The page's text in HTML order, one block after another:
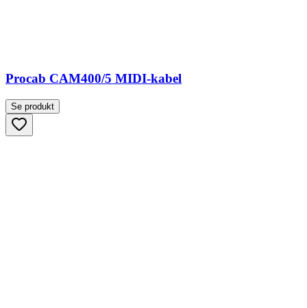
Procab CAM400/5 MIDI-kabel
Se produkt